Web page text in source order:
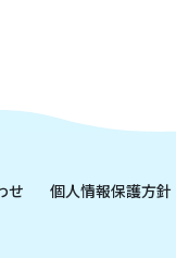
せ
個人情報保護方針